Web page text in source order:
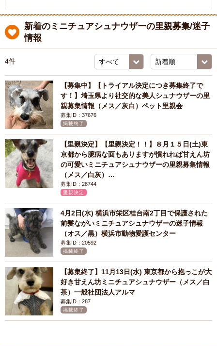
新着のミニチュアシュナウザーの里親募集/迷子
情報
4件
【募集中】【トライアル決定につき募集終了で
す！】埼玉県より社交的な美人シュナウザーの里
親募集情報（メス／灰白）ペット里親会
募集ID：37676
掲載終了
【里親決定】【里親決定！！】８月１５日(土)東
京都から臆病な面もありますが慣れれば甘えん坊
の可愛いミニチュアシュナウザーの里親募集情報
（メス／白灰）…
募集ID：28744
里親決定
4月2日(水) 横浜市栄区桂台南2丁目で保護された
前髪ながいミニチュアシュナウザーの迷子情報
（オス／黒）横浜市動物愛護センター
募集ID：20592
掲載終了
【募集終了】11月13日(水) 東京都から抱っこが大
好き甘えん坊ミニチュアシュナウザー（メス／白
茶）一般社団法人アルマ
募集ID：287
掲載終了